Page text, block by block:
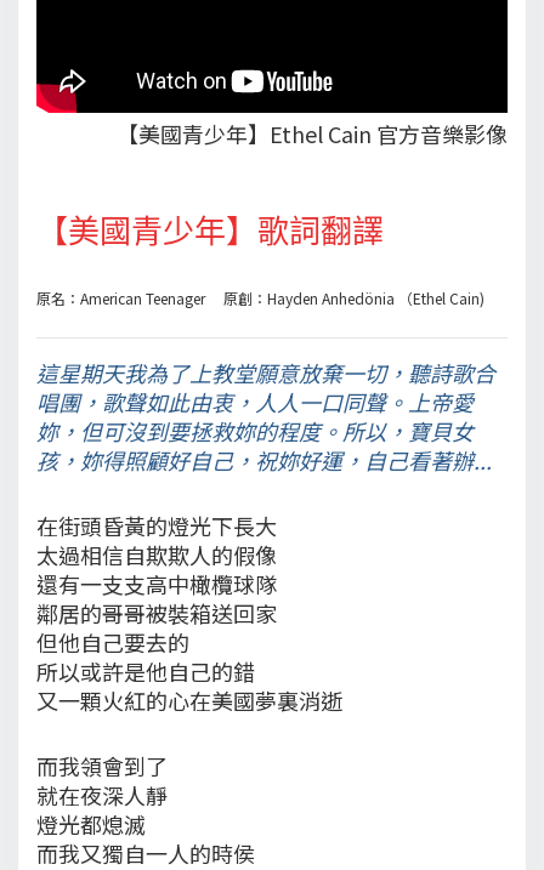
【美國青少年】Ethel Cain 官方音樂影像
【美國青少年】歌詞翻譯
原名：American Teenager 原創：Hayden Anhedönia （Ethel Cain)
這星期天我為了上教堂願意放棄一切，聽詩歌合
唱團，歌聲如此由衷，人人一口同聲。上帝愛
妳，但可沒到要拯救妳的程度。所以，寶貝女
孩，妳得照顧好自己，祝妳好運，自己看著辦...
在街頭昏黃的燈光下長大
太過相信自欺欺人的假像
還有一支支高中橄欖球隊
鄰居的哥哥被裝箱送回家
但他自己要去的
所以或許是他自己的錯
又一顆火紅的心在美國夢裏消逝
而我領會到了
就在夜深人靜
燈光都熄滅
而我又獨自一人的時侯